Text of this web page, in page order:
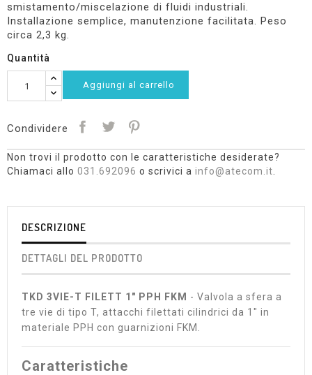
smistamento/miscelazione di fluidi industriali.
Installazione semplice, manutenzione facilitata. Peso
circa 2,3 kg.
Quantità
Aggiungi al carrello
Condividere
Non trovi il prodotto con le caratteristiche desiderate?
Chiamaci allo 031.692096 o scrivici a info@atecom.it
DESCRIZIONE
DETTAGLI DEL PRODOTTO
TKD 3VIE-T FILETT 1" PPH FKM - Valvola a sfera a
tre vie di tipo T, attacchi filettati cilindrici da 1" in
materiale PPH con guarnizioni FKM.
Caratteristiche